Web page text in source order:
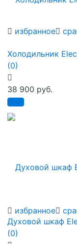
избранное
избранное
Холодильник
(0)
38 900 руб.
Духовой шкаф
(0)